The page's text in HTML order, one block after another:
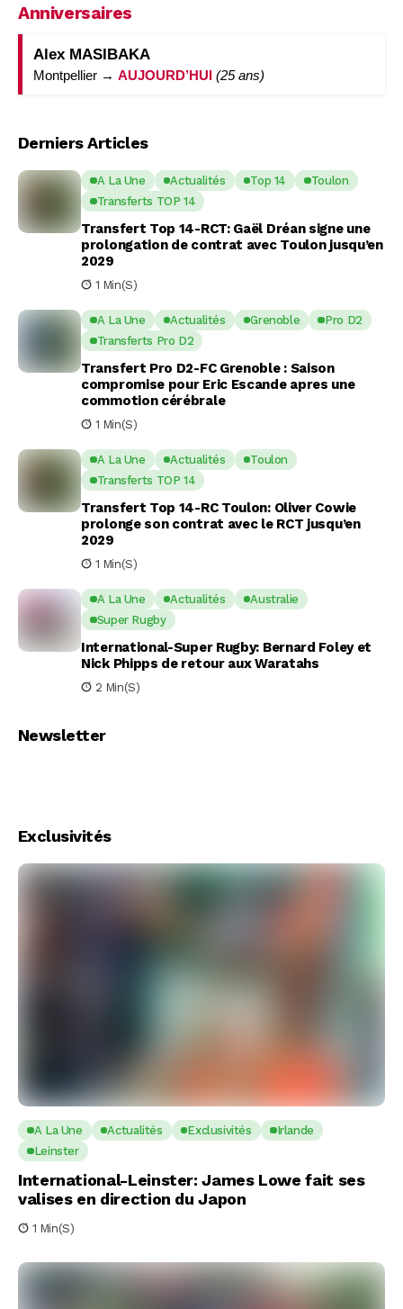
Anniversaires
Alex MASIBAKA
Montpellier → AUJOURD’HUI (25 ans)
Derniers Articles
A La Une Actualités Top 14
Toulon
Transferts TOP 14
Transfert Top 14-RCT: Gaël Dréan signe une
prolongation de contrat avec Toulon jusqu’en
2029
1 Min(s)
A La Une Actualités Grenoble
Pro D2
Transferts Pro D2
Transfert Pro D2-FC Grenoble : Saison
compromise pour Eric Escande apres une
commotion cérébrale
1 Min(s)
A La Une Actualités
Toulon
Transferts TOP 14
Transfert Top 14-RC Toulon: Oliver Cowie
prolonge son contrat avec le RCT jusqu’en
2029
1 Min(s)
A La Une Actualités
Australie
Super Rugby
International-Super Rugby: Bernard Foley et
Nick Phipps de retour aux Waratahs
2 Min(s)
Newsletter
Exclusivités
A La Une Actualités Exclusivités
Irlande
Leinster
International-Leinster: James Lowe fait ses
valises en direction du Japon
1 Min(s)